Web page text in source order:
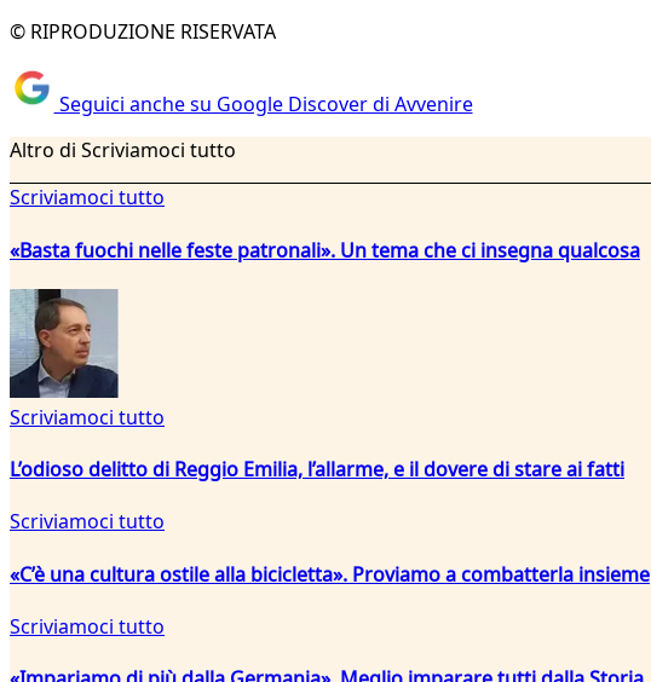
© RIPRODUZIONE RISERVATA
Seguici anche su Google Discover di Avvenire
Altro di Scriviamoci tutto
Scriviamoci tutto
«Basta fuochi nelle feste patronali». Un tema che ci insegna qualcosa
Scriviamoci tutto
L’odioso delitto di Reggio Emilia, l’allarme, e il dovere di stare ai fatti
Scriviamoci tutto
«C’è una cultura ostile alla bicicletta». Proviamo a combatterla insieme
Scriviamoci tutto